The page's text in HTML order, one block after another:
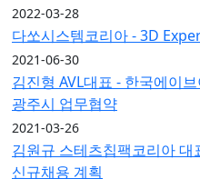
2022-03-28
다쏘시스템코리아 - 3D
2021-06-30
김진형 AVL대표 - 한국에이
광주시 업무협약
2021-03-26
김원규 스테츠칩팩코리아
신규채용 계획